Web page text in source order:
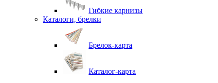
Гибкие карнизы
Каталоги, брелки
Брелок-карта
Каталог-карта